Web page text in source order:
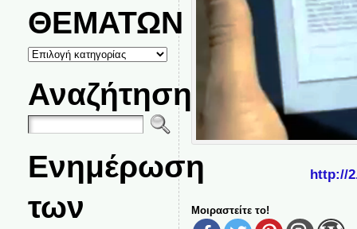
ΘΕΜΑΤΩΝ
ΚΑΤΗΓΟΡΙΕΣ
ΘΕΜΑΤΩΝ
Αναζήτηση
Ενημέρωση
των
http://
Μοιραστείτε το!